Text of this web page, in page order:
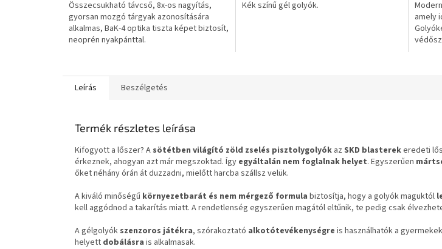
Összecsukható távcső, 8x-os nagyítás,
gyorsan mozgó tárgyak azonosítására
alkalmas, BaK-4 optika tiszta képet biztosít,
neoprén nyakpánttal.
Kék színű gél golyók.
ből
0,0
csillag.
amely
Leírás Beszélgetés
Termék részletes leírása
Kifogyott a lőszer? A sötétben világító zöld zselés pisztolygolyók az SKD blasterekeredeti
érkeznek, ahogyan azt már megszoktad. Így egyáltalán nem foglalnak helyet. Egyszerűen
őket néhány órán át duzzadni, mielőtt harcba szállsz velük.
A kiváló minőségű környezetbarát és nem mérgező formula biztosítja, hogy a golyók maguktól
kell aggódnod a takarítás miatt. A rendetlenség egyszerűen magától eltűnik, te pedig csak
A gélgolyók szenzoros játékra, szórakoztató alkotótevékenységre is használhatók a
helyett dobálásra is alkalmasak.